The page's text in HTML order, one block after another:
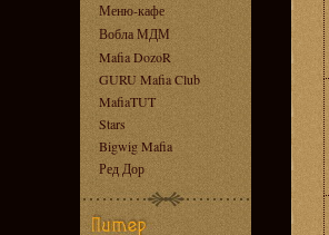
Меню-кафе
Вобла МДМ
Mafia DozoR
GURU Mafia Club
MafiaTUT
Stars
Bigwig Mafia
Ред Дор